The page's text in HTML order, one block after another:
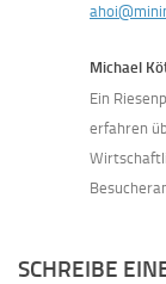
Michael
Ein
erfahren
SCHREIBE